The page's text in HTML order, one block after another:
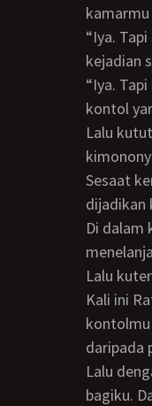
“Iya. Tapi cctvnya jangan dimatiin. Besok kita replay secara lengkap. Ingin lihat
kejadian
“Iya. Tapi lemarinya akan ditutup lagi. Biar jangan ketahuan Bunda,” kataku dengan
kontol
Lalu kututupkan pintu lemari tua itu. Sementara Ratih sudah mengikatkan tali
Sesaat kemudian kami sudah berada di lantai atas lagi. Di dalam kamar yang sudah
dijadikan
Di dalam kamar yang pintunya sudah ditutup dan dikunci ini, kami tak ragu lagi untuk
Lalu
Kali ini Ratih tidak pasif lagi. Ia memegang kontolku sambil berkata, “Sebenarnya
kontolmu
daripada
Lalu dengan binalnya Ratih menjilati moncong kontolku, menimbulkan geli-geli enak
bagiku.